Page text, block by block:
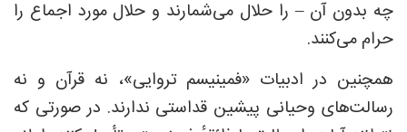
چه بدون آن – را حلال می‌شمارند و حلال مورد اجماع را
حرام می‌کنند.
همچنین در ادبیات «فمینیسم تروایی»، نه قرآن و نه
رسالت‌های وحیانی پیشین قداستی ندارند. در صورتی که